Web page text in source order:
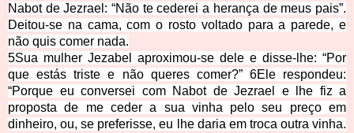
Nabot de Jezrael: “Não te cederei a herança de meus pais”.
Deitou-se na cama, com o rosto voltado para a parede, e
não quis comer nada.
5Sua mulher Jezabel aproximou-se dele e disse-lhe: “Por
que estás triste e não queres comer?” 6Ele respondeu:
“Porque eu conversei com Nabot de Jezrael e lhe fiz a
proposta de me ceder a sua vinha pelo seu preço em
dinheiro, ou, se preferisse, eu lhe daria em troca outra vinha.